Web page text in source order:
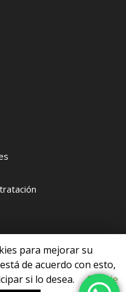
de Hoteles -Enfold WordPress
para mejorar su
de acuerdo con esto,
si lo desea.
Cookie